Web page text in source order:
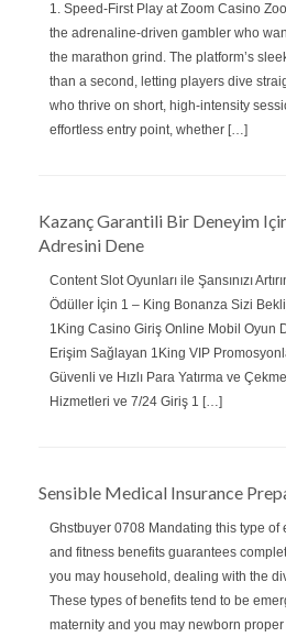
1. Speed‑First Play at Zoom Casino
the adrenaline‑driven gambler who
the marathon grind. The platform’s
than a second, letting players dive
who thrive on short, high‑intensity
effortless entry point, whether […]
Kazanç Garantili Bir Deneyim
Adresini Dene
Content Slot Oyunları ile Şansınızı
Ödüller İçin 1 – King Bonanza Sizi
1King Casino Giriş Online Mobil Oyun
Erişim Sağlayan 1King VIP
Güvenli ve Hızlı Para Yatırma ve
Hizmetleri ve 7/24 Giriş 1 […]
Sensible Medical Insurance
Ghstbuyer 0708 Mandating this type of
and fitness benefits guarantees
you may household, dealing with the
These types of benefits tend to be
maternity and you may newborn